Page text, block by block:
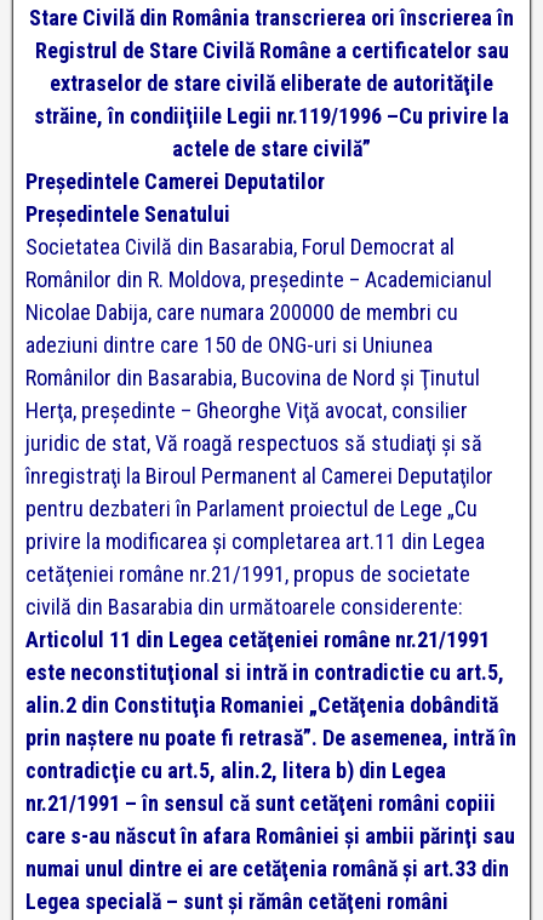
Stare Civilă din România transcrierea ori înscrierea în
Registrul de Stare Civilă Române a certificatelor sau
extraselor de stare civilă eliberate de autorităţile
străine, în condiiţiile Legii nr.119/1996 –Cu privire la
actele de stare civilă”
Preşedintele Camerei Deputatilor
Preşedintele Senatului
Societatea Civilă din Basarabia, Forul Democrat al
Românilor din R. Moldova, preşedinte – Academicianul
Nicolae Dabija, care numara 200000 de membri cu
adeziuni dintre care 150 de ONG-uri si Uniunea
Românilor din Basarabia, Bucovina de Nord şi Ţinutul
Herţa, preşedinte – Gheorghe Viţă avocat, consilier
juridic de stat, Vă roagă respectuos să studiaţi şi să
înregistraţi la Biroul Permanent al Camerei Deputaţilor
pentru dezbateri în Parlament proiectul de Lege „Cu
privire la modificarea şi completarea art.11 din Legea
cetăţeniei române nr.21/1991, propus de societate
civilă din Basarabia din următoarele considerente:
Articolul 11 din Legea cetăţeniei române nr.21/1991
este neconstituţional si intră in contradictie cu art.5,
alin.2 din Constituţia Romaniei „Cetăţenia dobândită
prin naştere nu poate fi retrasă”. De asemenea, intră în
contradicţie cu art.5, alin.2, litera b) din Legea
nr.21/1991 – în sensul că sunt cetăţeni români copiii
care s-au născut în afara României şi ambii părinţi sau
numai unul dintre ei are cetăţenia română şi art.33 din
Legea specială – sunt şi rămân cetăţeni români